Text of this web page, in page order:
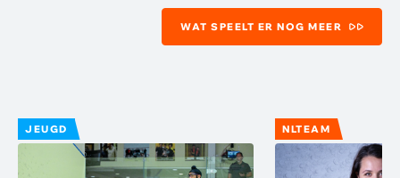
WAT SPEELT ER NOG MEER
JEUGD NLTEAM